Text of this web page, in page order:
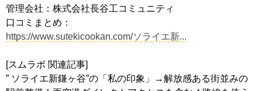
管理会社：株式会社長谷工コミュニティ
口コミまとめ：
https://www.sutekicookan.com/ソライエ新...
[スムラボ 関連記事]
” ソライエ新鎌ヶ谷”の「私の印象」→解放感ある街並みの